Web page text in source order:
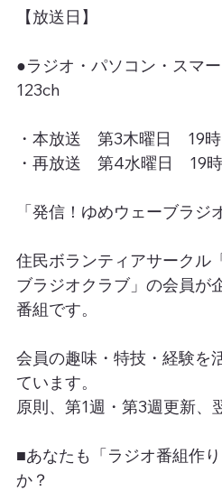
【放送日】
●ラジオ・パソコン・スマ
123ch
・本放送　第3木曜日　19
・再放送　第4水曜日　19
「発信！ゆめウェーブラジ
住民ボランティアサークル
ブラジオクラブ」の会員が
番組です。
会員の趣味・特技・経験を
ています。
原則、第1週・第3週更新、
■あなたも「ラジオ番組作
か？